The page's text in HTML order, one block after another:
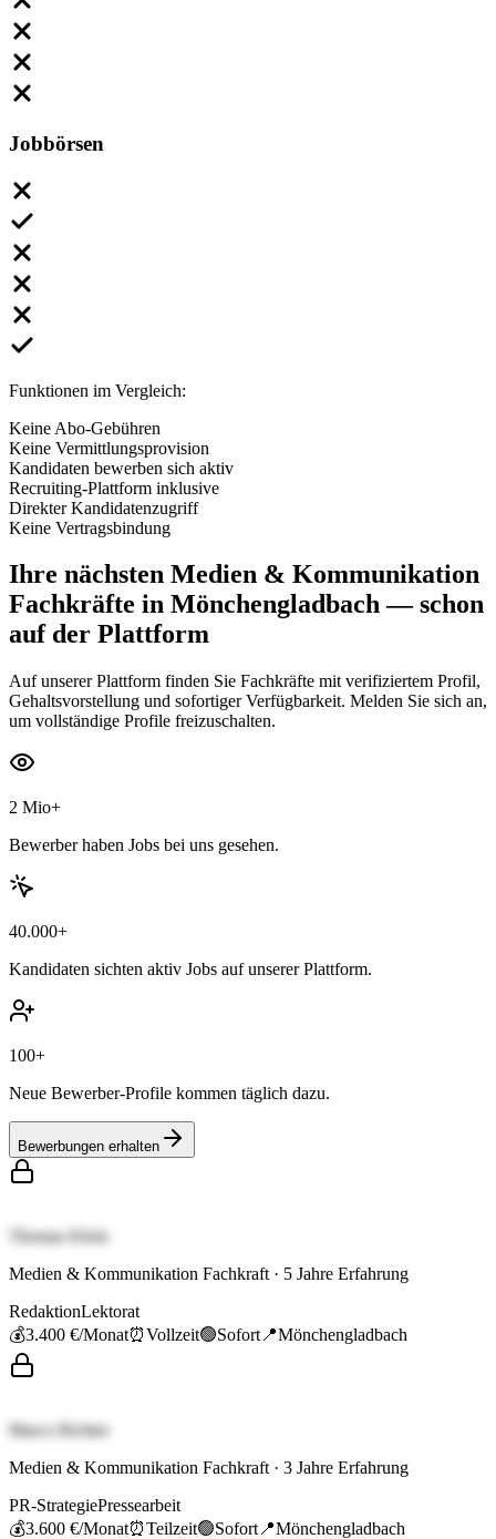
Jobbörsen
Funktionen im Vergleich:
Keine Abo-Gebühren
Keine Vermittlungsprovision
Kandidaten bewerben sich aktiv
Recruiting-Plattform inklusive
Direkter Kandidatenzugriff
Keine Vertragsbindung
Ihre nächsten Medien & Kommunikation
Fachkräfte in Mönchengladbach— schon
auf der Plattform
Auf unserer Plattform finden Sie Fachkräfte mit verifiziertem Profil,
Gehaltsvorstellung und sofortiger Verfügbarkeit. Melden Sie sich an,
um vollständige Profile freizuschalten.
2 Mio+
Bewerber haben Jobs bei uns gesehen.
40.000+
Kandidaten sichten aktiv Jobs auf unserer Plattform.
100+
Neue Bewerber-Profile kommen täglich dazu.
Bewerbungen erhalten
Thomas Klein
Medien & Kommunikation Fachkraft · 5 Jahre Erfahrung
RedaktionLektorat
💰3.400 €/Monat⏰Vollzeit🟢Sofort 📍Mönchengladbach
Marco Richter
Medien & Kommunikation Fachkraft · 3 Jahre Erfahrung
PR-StrategiePressearbeit
💰3.600 €/Monat⏰Teilzeit🟢Sofort 📍Mönchengladbach